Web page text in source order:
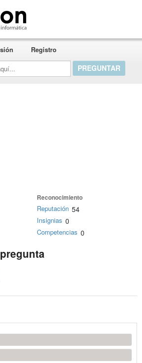
Registro
Reconocimiento
Reputación 54
Insignias 0
Competencias 0